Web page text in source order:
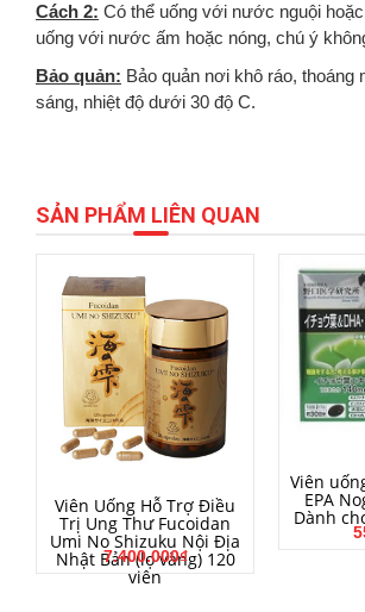
Cách 2: Có thể uống với nước nguội
uống với nước ấm hoặc nóng, chú ý
Bảo quản: Bảo quản nơi khô ráo, thoáng
sáng, nhiệt độ dưới 30 độ C.
SẢN PHẨM LIÊN QUAN
MUA HÀNG
Viên Uống Hỗ Trợ Điều
Trị Ung Thư Fucoidan
Umi No Shizuku Nội Địa
Nhật Bản (lọ vàng) 120
viên
7.400.000₫
Viên
EPA
Dành